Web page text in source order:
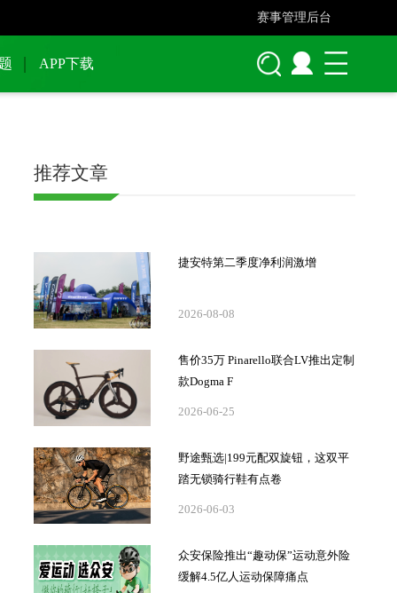
赛事管理后台
APP下载
推荐文章
捷安特第二季度净利润激增
2026-08-08
售价35万 Pinarello联合LV推出定制
款Dogma F
2026-06-25
野途甄选|199元配双旋钮，这双平
踏无锁骑行鞋有点卷
2026-06-03
众安保险推出“趣动保”运动意外险
缓解4.5亿人运动保障痛点